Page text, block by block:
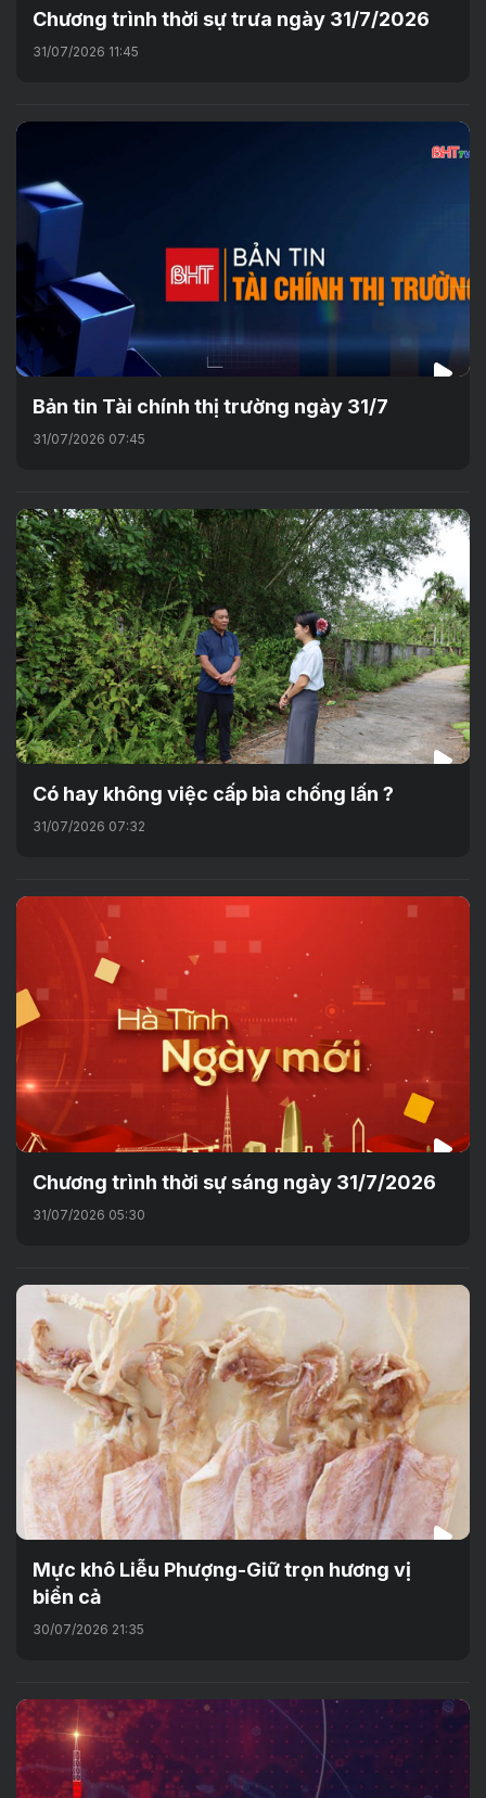
Chương trình thời sự trưa ngày 31/7/2026
31/07/2026 11:45
Bản tin Tài chính thị trường ngày 31/7
31/07/2026 07:45
Có hay không việc cấp bìa chống lấn ?
31/07/2026 07:32
Chương trình thời sự sáng ngày 31/7/2026
31/07/2026 05:30
Mực khô Liễu Phượng-Giữ trọn hương vị
biển cả
30/07/2026 21:35